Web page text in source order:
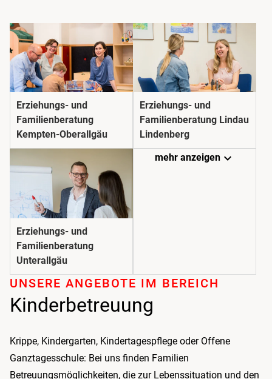
Erziehungs- und
Familienberatung
Kempten-Oberallgäu
Erziehungs- und
Familienberatung Lindau
Lindenberg
Erziehungs- und
Familienberatung
Unterallgäu
mehr anzeigenexpand_more
Kinder­betreuung
UNSERE ANGEBOTE IM BEREICH
Krippe, Kindergarten, Kindertagespflege oder Offene
Ganztagesschule: Bei uns finden Familien
Betreuungsmöglichkeiten, die zur Lebenssituation und den